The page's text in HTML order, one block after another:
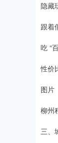
隐藏
跟着
吃 “
性价
图片
柳州
三、